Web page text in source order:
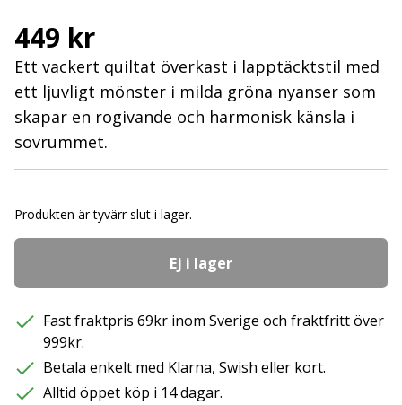
449 kr
Ett vackert quiltat överkast i lapptäcktstil med
ett ljuvligt mönster i milda gröna nyanser som
skapar en rogivande och harmonisk känsla i
sovrummet.
Produkten är tyvärr slut i lager.
Ej i lager
Fast fraktpris 69kr inom Sverige och fraktfritt över
999kr.
Betala enkelt med Klarna, Swish eller kort.
Alltid öppet köp i 14 dagar.